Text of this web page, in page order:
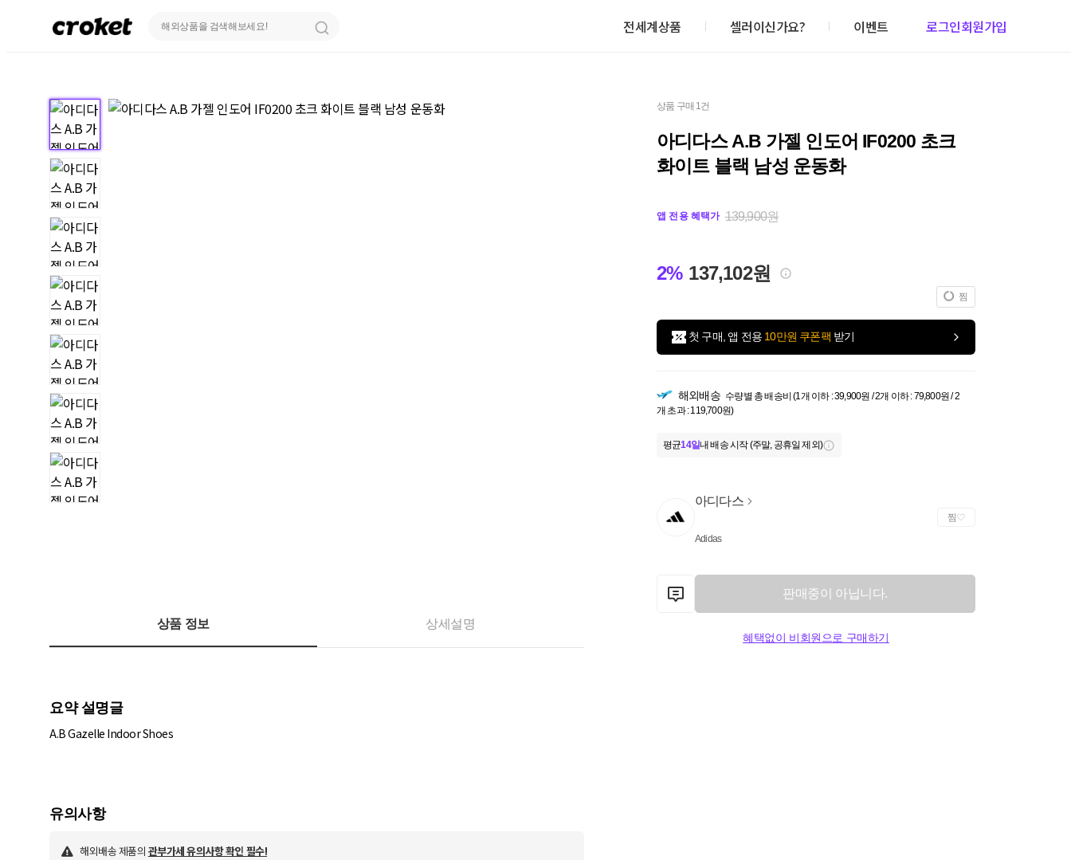
전세계상품 셀러이신가요? 이벤트 로그인회원가입
상품 구매 1건
아디다스 A.B 가젤 인도어 IF0200 초크
화이트 블랙 남성 운동화
앱 전용 혜택가 139,900원
2% 137,102원
찜
첫 구매, 앱 전용 10만원 쿠폰팩 받기
해외배송 수량별 총 배송비 (1개 이하 : 39,900원 / 2개 이하 : 79,800원 / 2
개 초과 : 119,700원)
평균14일내 배송 시작 (주말, 공휴일 제외)
아디다스
Adidas
찜
판매중이 아닙니다.
혜택없이 비회원으로 구매하기
상품 정보 상세설명
요약 설명글
A.B Gazelle Indoor Shoes
유의사항
해외배송 제품의 관부가세 유의사항 확인 필수!